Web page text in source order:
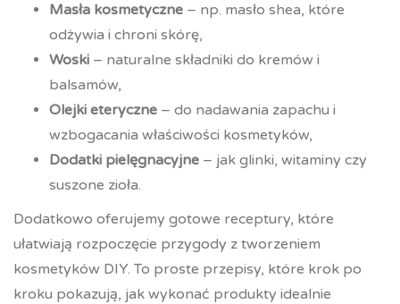
Masła kosmetyczne – np. masło shea, które
odżywia i chroni skórę,
Woski – naturalne składniki do kremów i
balsamów,
Olejki eteryczne – do nadawania zapachu i
wzbogacania właściwości kosmetyków,
Dodatki pielęgnacyjne – jak glinki, witaminy czy
suszone zioła.
Dodatkowo oferujemy gotowe receptury, które
ułatwiają rozpoczęcie przygody z tworzeniem
kosmetyków DIY. To proste przepisy, które krok po
kroku pokazują, jak wykonać produkty idealnie